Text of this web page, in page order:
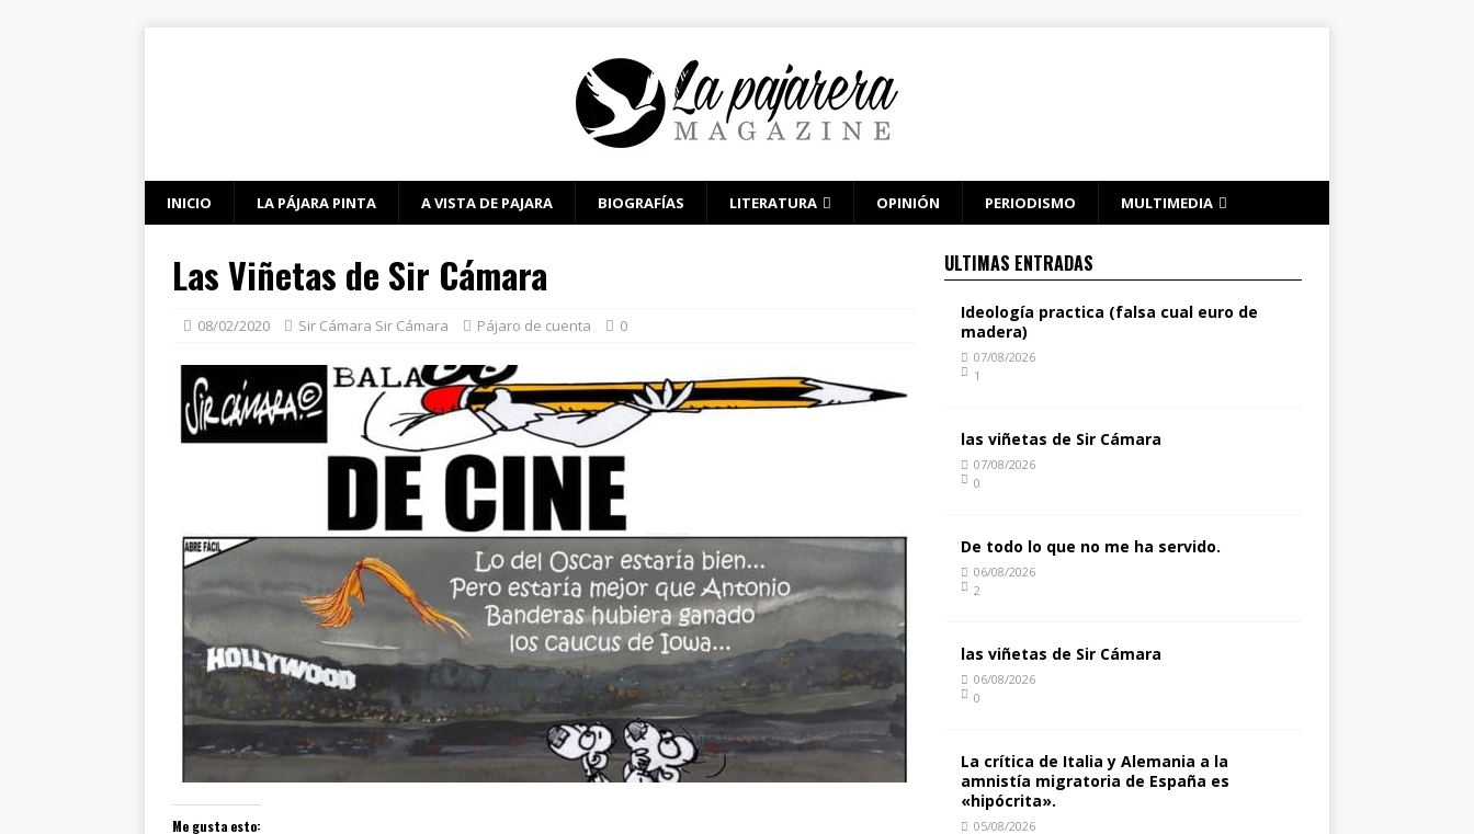
INICIO LA PÁJARA PINTA A VISTA DE PAJARA BIOGRAFÍAS LITERATURA OPINIÓN PERIODISMO MULTIMEDIA
Las Viñetas de Sir Cámara
08/02/2020 Sir Cámara Sir Cámara Pájaro de cuenta 0
Me gusta esto:
ULTIMAS ENTRADAS
Ideología practica (falsa cual euro de
madera)
07/08/2026
1
las viñetas de Sir Cámara
07/08/2026
0
De todo lo que no me ha servido.
06/08/2026
2
las viñetas de Sir Cámara
06/08/2026
0
La crítica de Italia y Alemania a la
amnistía migratoria de España es
«hipócrita».
05/08/2026